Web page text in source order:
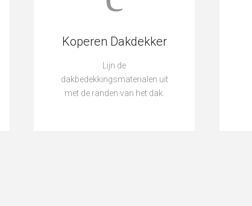
Koperen Dakdekker
Lijn de
dakbedekkingsmaterialen uit
met de randen van het dak.